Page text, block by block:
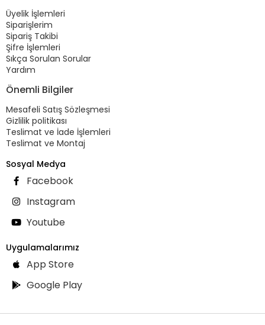
Üyelik İşlemleri
Siparişlerim
Sipariş Takibi
Şifre İşlemleri
Sıkça Sorulan Sorular
Yardım
Önemli Bilgiler
Mesafeli Satış Sözleşmesi
Gizlilik politikası
Teslimat ve İade İşlemleri
Teslimat ve Montaj
Sosyal Medya
Facebook
Instagram
Youtube
Uygulamalarımız
App Store
Google Play